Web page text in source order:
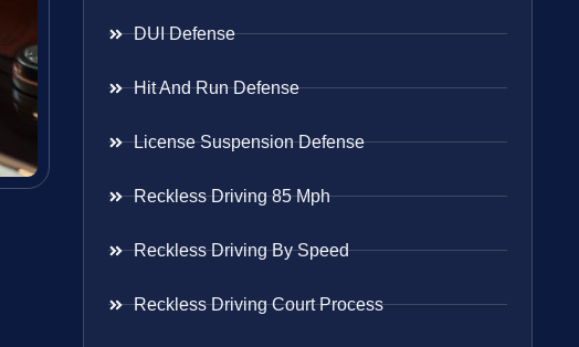
DUI Defense
Hit And Run Defense
License Suspension Defense
Reckless Driving 85 Mph
Reckless Driving By Speed
Reckless Driving Court Process